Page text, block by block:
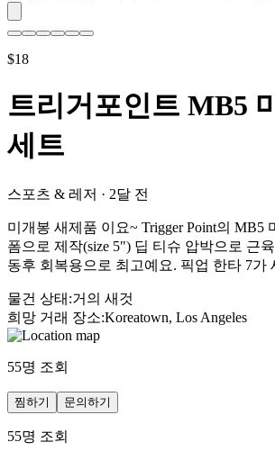
$18
트리거포인트 MB5
세트
스포츠 & 레저 · 2달 전
미개봉 새제품 이요~ Trigger Point의 MB5
폼으로 제작(size 5") 딥 티슈 압박으로 근
동후 회복용으로 최고예요. 픽업 한타 7가
물건 상태 :거의 새것
희망 거래 장소:Koreatown, Los Angeles
55명 조회
찜하기 문의하기
55명 조회